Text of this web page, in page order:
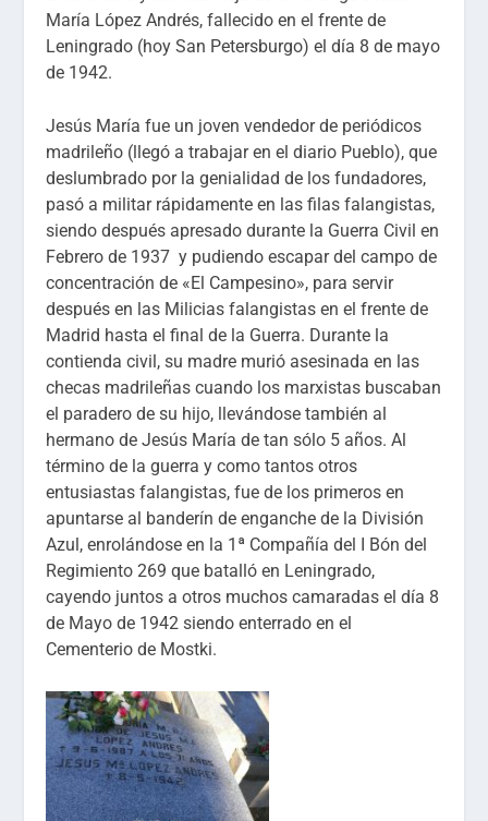
María López Andrés, fallecido en el frente de
Leningrado (hoy San Petersburgo) el día 8 de mayo
de 1942.
Jesús María fue un joven vendedor de periódicos
madrileño (llegó a trabajar en el diario Pueblo), que
deslumbrado por la genialidad de los fundadores,
pasó a militar rápidamente en las filas falangistas,
siendo después apresado durante la Guerra Civil en
Febrero de 1937 y pudiendo escapar del campo de
concentración de «El Campesino», para servir
después en las Milicias falangistas en el frente de
Madrid hasta el final de la Guerra. Durante la
contienda civil, su madre murió asesinada en las
checas madrileñas cuando los marxistas buscaban
el paradero de su hijo, llevándose también al
hermano de Jesús María de tan sólo 5 años. Al
término de la guerra y como tantos otros
entusiastas falangistas, fue de los primeros en
apuntarse al banderín de enganche de la División
Azul, enrolándose en la 1ª Compañía del I Bón del
Regimiento 269 que batalló en Leningrado,
cayendo juntos a otros muchos camaradas el día 8
de Mayo de 1942 siendo enterrado en el
Cementerio de Mostki.